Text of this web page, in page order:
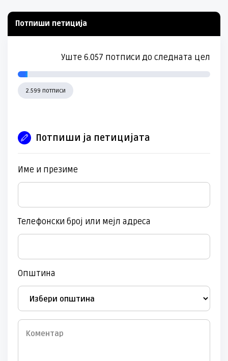
Потпиши петиција
Уште 6.057 потписи до следната цел
2.599 потписи
Потпиши ја петицијата
Име и презиме
Телефонски број или мејл адреса
Општина